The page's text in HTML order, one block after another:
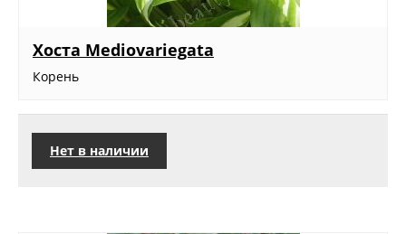
Хоста Mediovariegata
Корень
Нет в наличии